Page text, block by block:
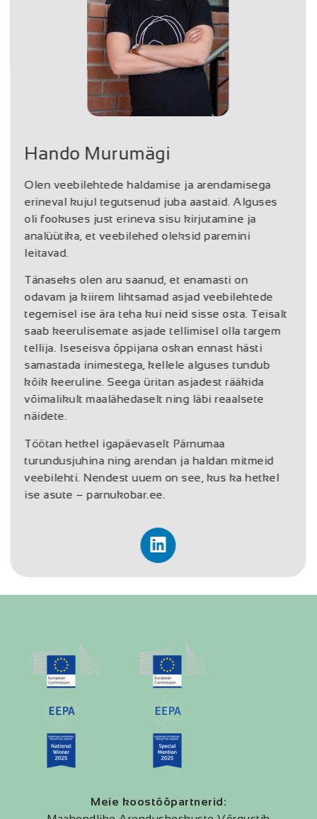
Hando Murumägi
Olen veebilehtede haldamise ja arendamisega
erineval kujul tegutsenud juba aastaid. Alguses
oli fookuses just erineva sisu kirjutamine ja
analüütika, et veebilehed oleksid paremini
leitavad.
Tänaseks olen aru saanud, et enamasti on
odavam ja kiirem lihtsamad asjad veebilehtede
tegemisel ise ära teha kui neid sisse osta. Teisalt
saab keerulisemate asjade tellimisel olla targem
tellija. Iseseisva õppijana oskan ennast hästi
samastada inimestega, kellele alguses tundub
kõik keeruline. Seega üritan asjadest rääkida
võimalikult maalähedaselt ning läbi reaalsete
näidete.
Töötan hetkel igapäevaselt Pärnumaa
turundusjuhina ning arendan ja haldan mitmeid
veebilehti. Nendest uuem on see, kus ka hetkel
ise asute – parnukobar.ee.
Meie koostööpartnerid: